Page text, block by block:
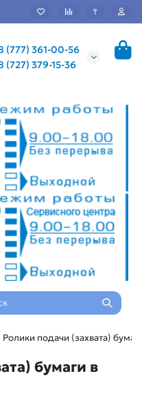
₸
(777) 361-00-56
(727) 379-15-36
Ролики подачи (захвата)
бумаги в